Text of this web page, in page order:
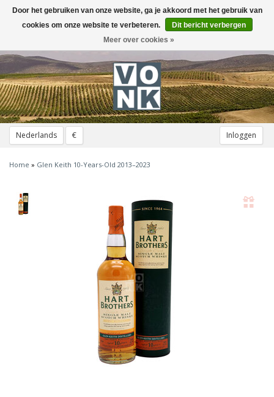
Nederlands € Inloggen
Toggle
navigation
Home » Glen Keith 10-Years-Old 2013–2023
Door het gebruiken van onze website, ga je akkoord met het gebruik van
cookies om onze website te verbeteren.
Dit bericht verbergen
Meer over cookies »